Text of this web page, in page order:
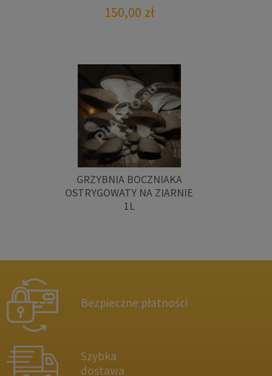
150,00 zł
GRZYBNIA BOCZNIAKA
OSTRYGOWATY NA ZIARNIE
1L
Bezpieczne płatności
Szybka
dostawa